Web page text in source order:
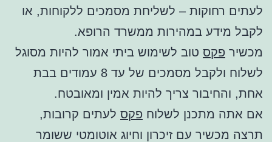
לעתים רחוקות – לשליחת מסמכים ללקוחות, או
לקבל מידע במהירות ממשרד הרופא.
מכשיר פקס טוב לשימוש ביתי אמור להיות מסוגל
לשלוח ולקבל מסמכים של עד 8 עמודים בבת
אחת, והחיבור צריך להיות אמין ומאובטח.
אם אתה מתכנן לשלוח פקס לעתים קרובות,
תרצה מכשיר עם זיכרון וחיוג אוטומטי ששומר